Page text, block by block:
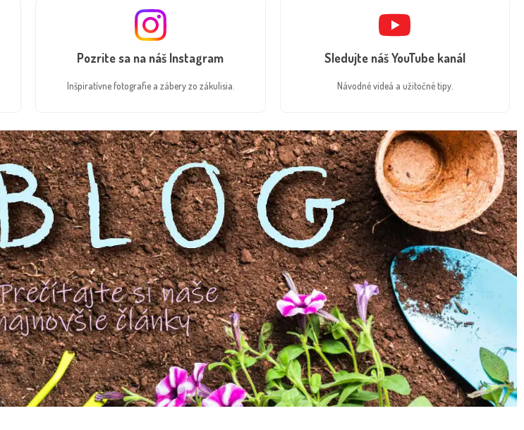
Pozrite sa na náš Instagram
Inšpiratívne fotografie a zábery zo zákulisia.
Sledujte náš YouTube kanál
Návodné videá a užitočné tipy.